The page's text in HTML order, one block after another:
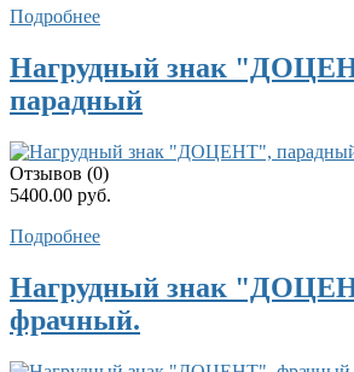
Подробнее
Нагрудный знак
парадный
Отзывов (0)
5400.00 руб.
Подробнее
Нагрудный знак
фрачный.